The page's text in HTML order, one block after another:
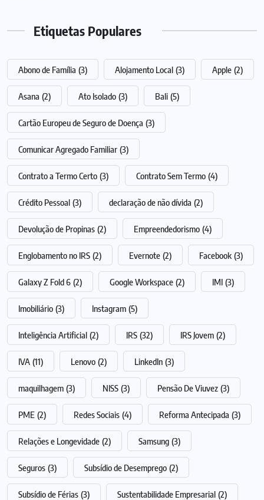
Etiquetas Populares
Abono de Família (3) Alojamento Local (3) Apple (2)
Asana (2) Ato Isolado (3) Bali (5)
Cartão Europeu de Seguro de Doença (3)
Comunicar Agregado Familiar (3)
Contrato a Termo Certo (3) Contrato Sem Termo (4)
Crédito Pessoal (3) declaração de não dívida (2)
Devolução de Propinas (2) Empreendedorismo (4)
Englobamento no IRS (2) Evernote (2) Facebook (3)
Galaxy Z Fold 6 (2) Google Workspace (2) IMI (3)
Imobiliário (3) Instagram (5)
Inteligência Artificial (2) IRS (32) IRS Jovem (2)
IVA (11) Lenovo (2) LinkedIn (3)
maquilhagem (3) NISS (3) Pensão De Viuvez (3)
PME (2) Redes Sociais (4) Reforma Antecipada (3)
Relações e Longevidade (2) Samsung (3)
Seguros (3) Subsídio de Desemprego (2)
Subsídio de Férias (3) Sustentabilidade Empresarial (2)